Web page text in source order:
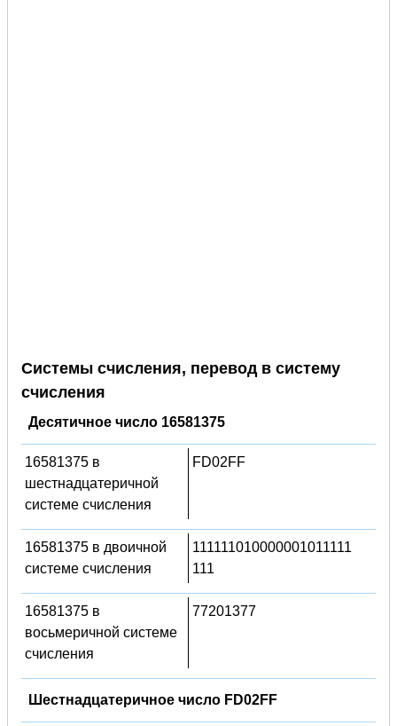
Системы счисления, перевод в систему
счисления
Десятичное число 16581375
16581375 в
шестнадцатеричной
системе счисления
FD02FF
16581375 в двоичной
системе счисления
111111010000001011111
111
16581375 в
восьмеричной системе
счисления
77201377
Шестнадцатеричное число FD02FF